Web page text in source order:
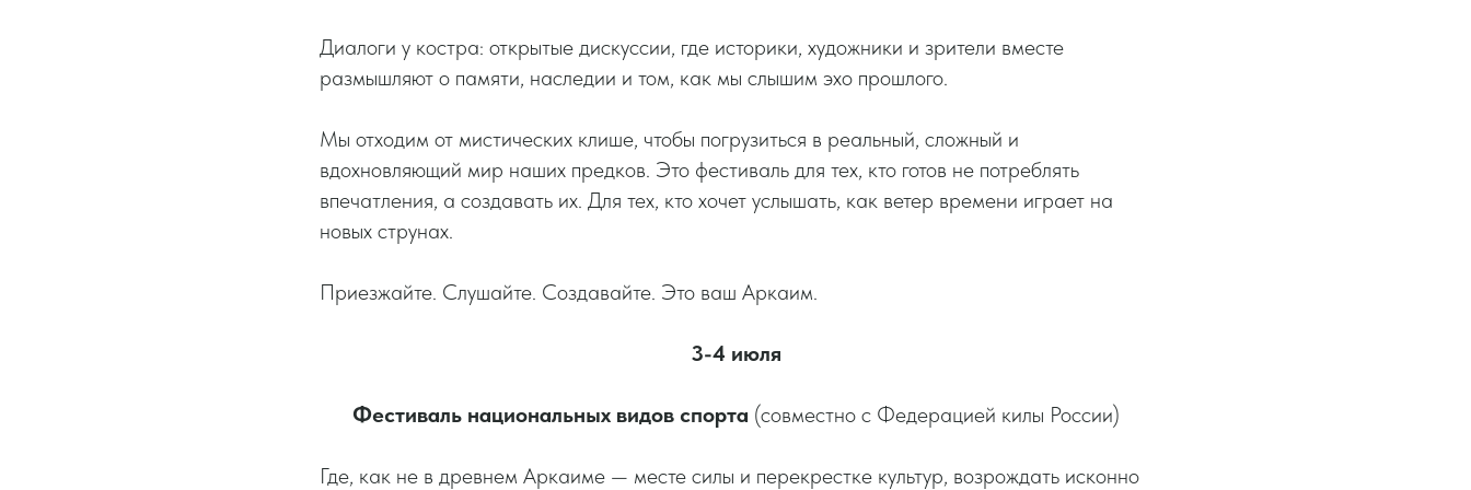
Диалоги у костра: открытые дискуссии, где историки, художники и зрители вместе
размышляют о памяти, наследии и том, как мы слышим эхо прошлого.
Мы отходим от мистических клише, чтобы погрузиться в реальный, сложный и
вдохновляющий мир наших предков. Это фестиваль для тех, кто готов не потреблять
впечатления, а создавать их. Для тех, кто хочет услышать, как ветер времени играет на
новых струнах.
Приезжайте. Слушайте. Создавайте. Это ваш Аркаим.
3-4 июля
Фестиваль национальных видов спорта (совместно с Федерацией килы России)
Где, как не в древнем Аркаиме — месте силы и перекрестке культур, возрождать исконно